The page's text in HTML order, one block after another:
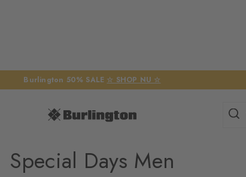
Burlington 50% SALE ☆ SHOP NU ☆
Special Days Men